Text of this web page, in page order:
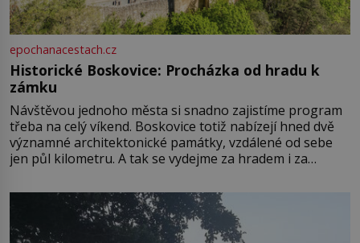
epochanacestach.cz
Historické Boskovice: Procházka od hradu k
zámku
Návštěvou jednoho města si snadno zajistíme program
třeba na celý víkend. Boskovice totiž nabízejí hned dvě
významné architektonické památky, vzdálené od sebe
jen půl kilometru. A tak se vydejme za hradem i za
Boskovice na okraji Drahanské vrchoviny vznikla někdy
ve13. století, a už v roce 1313 kronikáři zaznamenali